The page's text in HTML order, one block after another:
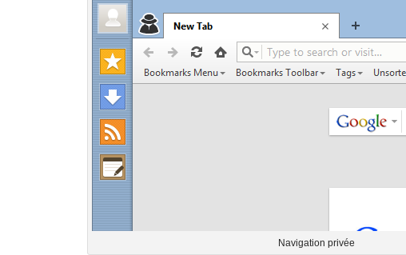
Navigation privée